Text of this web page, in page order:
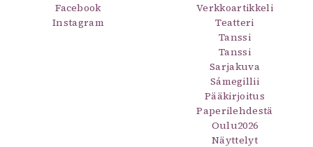
Facebook
Instagram
Verkkoartikkeli
Teatteri
Tanssi
Tanssi
Sarjakuva
Sámegillii
Pääkirjoitus
Paperilehdestä
Oulu2026
Näyttelyt